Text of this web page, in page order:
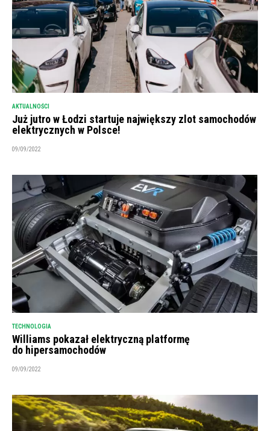
AKTUALNOŚCI
Już jutro w Łodzi startuje największy zlot samochodów
elektrycznych w Polsce!
09/09/2022
TECHNOLOGIA
Williams pokazał elektryczną platformę
do hipersamochodów
09/09/2022